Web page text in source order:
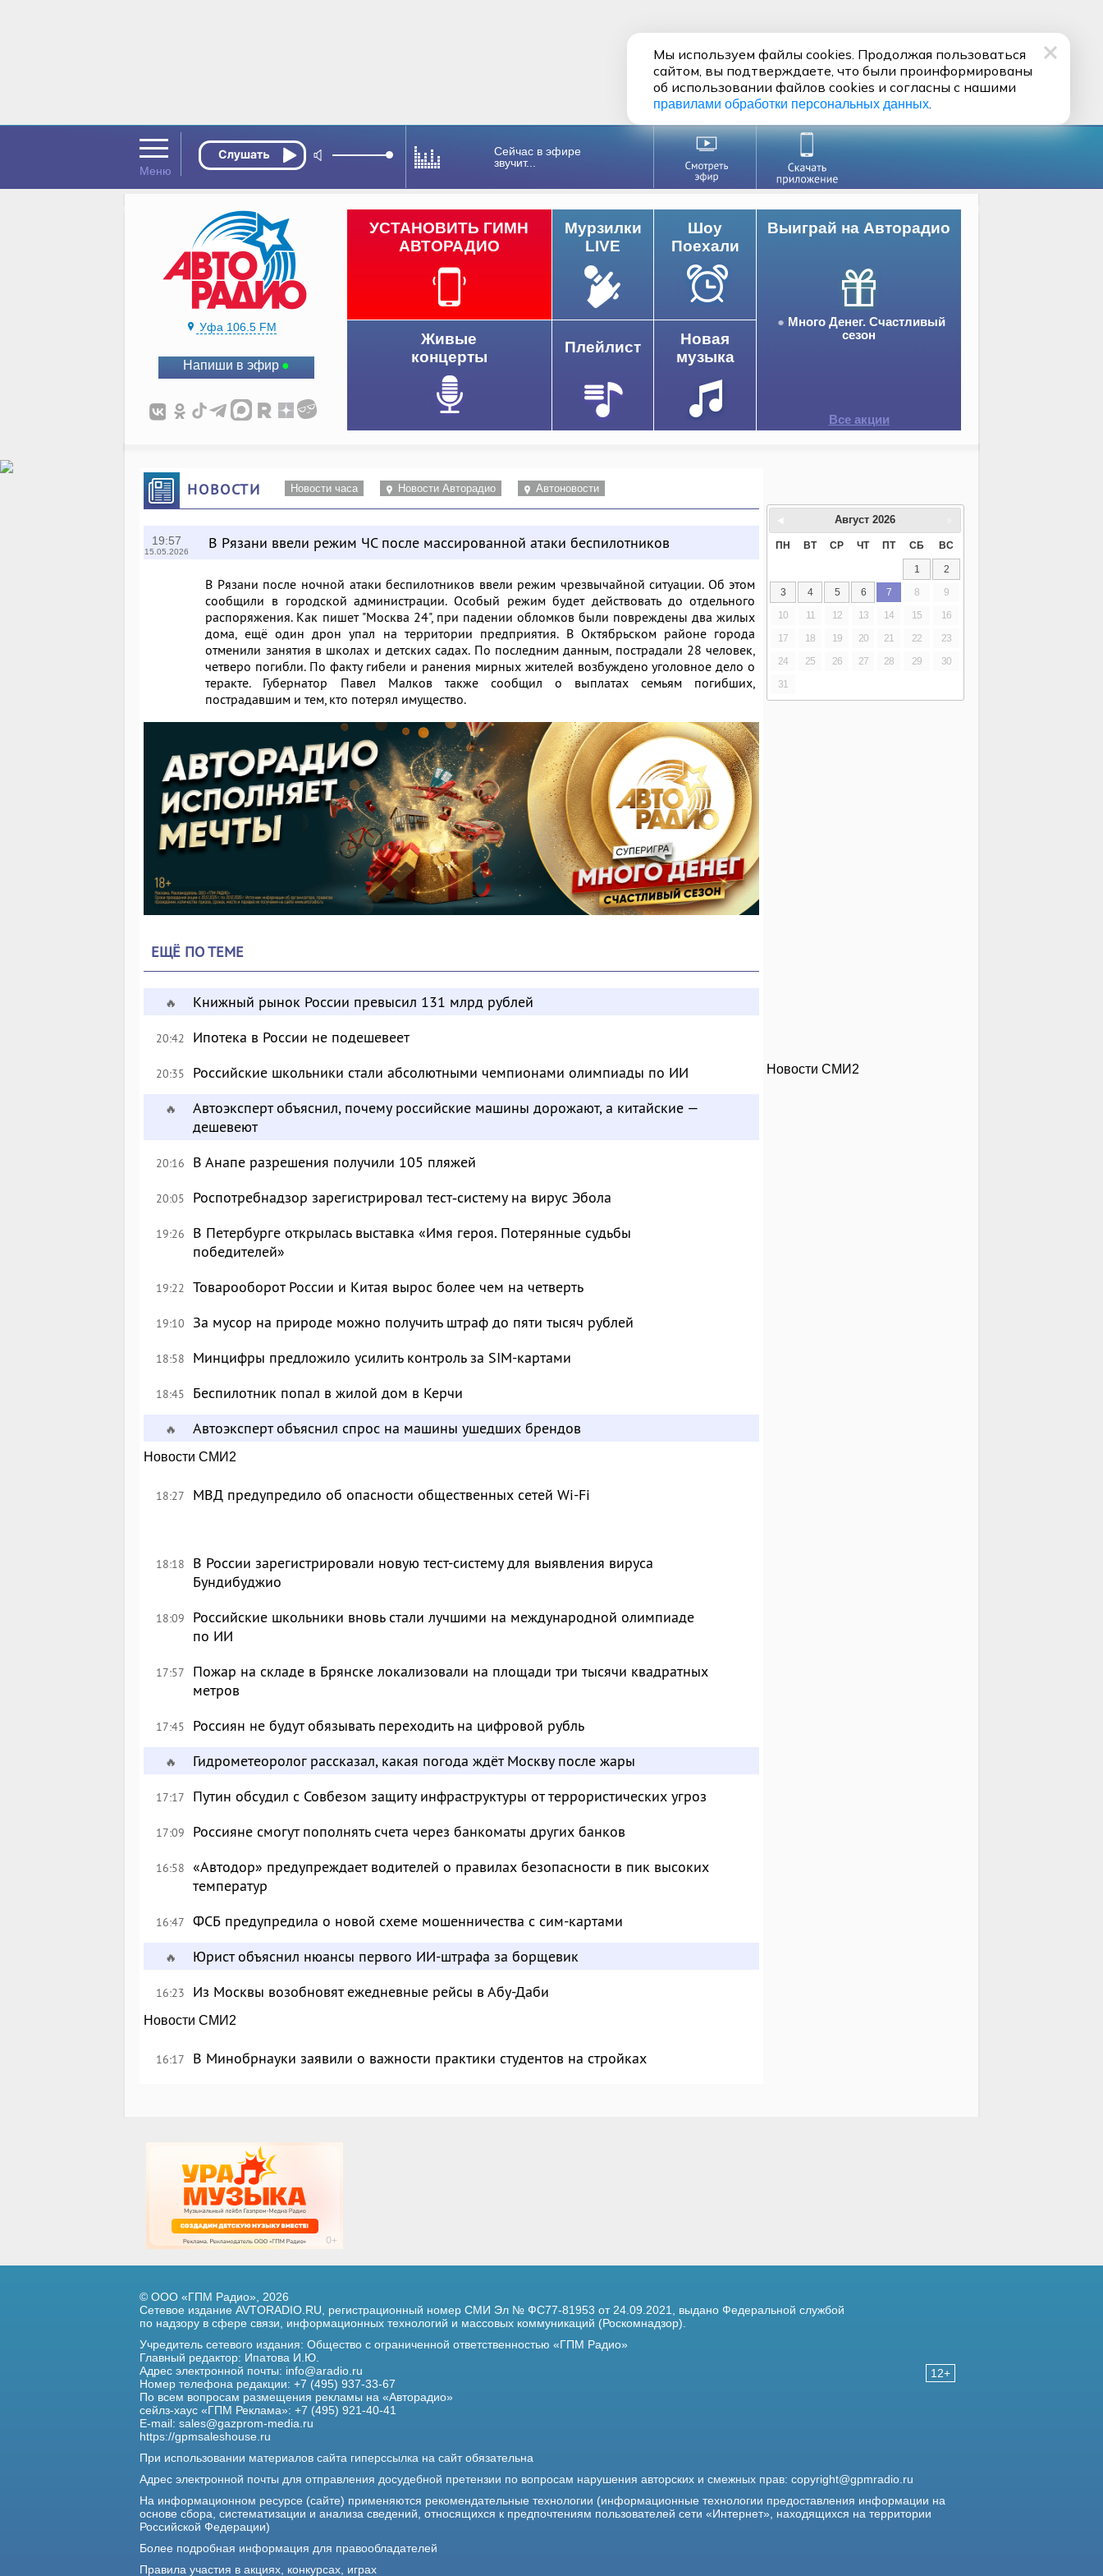
Сейчас в эфире
звучит...
Уфа 106.5 FM
Напиши в эфир
Выиграй на Авторадио
Много Денег. Счастливый
сезон
Все акции
УСТАНОВИТЬ ГИМН
АВТОРАДИО
Мурзилки
LIVE
Шоу
Поехали
Живые
концерты
Плейлист
Новая
музыка
НОВОСТИ Новости часа Новости Авторадио Автоновости
19:57
15.05.2026 В Рязани ввели режим ЧС после массированной атаки беспилотников
В Рязани после ночной атаки беспилотников ввели режим чрезвычайной ситуации. Об этом
сообщили в городской администрации. Особый режим будет действовать до отдельного
распоряжения. Как пишет "Москва 24", при падении обломков были повреждены два жилых
дома, ещё один дрон упал на территории предприятия. В Октябрьском районе города
отменили занятия в школах и детских садах. По последним данным, пострадали 28 человек,
четверо погибли. По факту гибели и ранения мирных жителей возбуждено уголовное дело о
теракте. Губернатор Павел Малков также сообщил о выплатах семьям погибших,
пострадавшим и тем, кто потерял имущество.
ЕЩЁ ПО ТЕМЕ
🔥 Книжный рынок России превысил 131 млрд рублей
20:42 Ипотека в России не подешевеет
20:35 Российские школьники стали абсолютными чемпионами олимпиады по ИИ
🔥
Автоэксперт объяснил, почему российские машины дорожают, а китайские —
дешевеют
20:16 В Анапе разрешения получили 105 пляжей
20:05 Роспотребнадзор зарегистрировал тест‑систему на вирус Эбола
19:26
В Петербурге открылась выставка «Имя героя. Потерянные судьбы
победителей»
19:22 Товарооборот России и Китая вырос более чем на четверть
19:10 За мусор на природе можно получить штраф до пяти тысяч рублей
18:58 Минцифры предложило усилить контроль за SIM-картами
18:45 Беспилотник попал в жилой дом в Керчи
🔥 Автоэксперт объяснил спрос на машины ушедших брендов
Новости СМИ2
18:27 МВД предупредило об опасности общественных сетей Wi-Fi
18:18
В России зарегистрировали новую тест-систему для выявления вируса
Бундибуджио
18:09
Российские школьники вновь стали лучшими на международной олимпиаде
по ИИ
17:57
Пожар на складе в Брянске локализовали на площади три тысячи квадратных
метров
17:45 Россиян не будут обязывать переходить на цифровой рубль
🔥 Гидрометеоролог рассказал, какая погода ждёт Москву после жары
17:17 Путин обсудил с Совбезом защиту инфраструктуры от террористических угроз
17:09 Россияне смогут пополнять счета через банкоматы других банков
16:58 «Автодор» предупреждает водителей о правилах безопасности в пик высоких
температур
16:47 ФСБ предупредила о новой схеме мошенничества с сим-картами
🔥 Юрист объяснил нюансы первого ИИ-штрафа за борщевик
16:23 Из Москвы возобновят ежедневные рейсы в Абу-Даби
Новости СМИ2
16:17 В Минобрнауки заявили о важности практики студентов на стройках
Август 2026
ПН ВТ СР ЧТ ПТ СБ ВС
1
2
3
4 5 6 7 8
9
10
11 12 13 14 15
16
17
18 19 20 21 22
23
24
25 26 27 28 29
30
31
Новости СМИ2
12+
© ООО «ГПМ Радио», 2026
Сетевое издание AVTORADIO.RU, регистрационный номер СМИ Эл № ФС77-81953 от 24.09.2021, выдано Федеральной службой
по надзору в сфере связи, информационных технологий и массовых коммуникаций (Роскомнадзор).
Учредитель сетевого издания: Общество с ограниченной ответственностью «ГПМ Радио»
Главный редактор: Ипатова И.Ю.
Адрес электронной почты: info@aradio.ru
Номер телефона редакции: +7 (495) 937-33-67
По всем вопросам размещения рекламы на «Авторадио»
сейлз-хаус «ГПМ Реклама»: +7 (495) 921-40-41
E-mail: sales@gazprom-media.ru
https://gpmsaleshouse.ru
При использовании материалов сайта гиперссылка на сайт обязательна
Адрес электронной почты для отправления досудебной претензии по вопросам нарушения авторских и смежных прав: copyright@gpmradio.ru
На информационном ресурсе (сайте) применяются рекомендательные технологии (информационные технологии предоставления информации на
основе сбора, систематизации и анализа сведений, относящихся к предпочтениям пользователей сети «Интернет», находящихся на территории
Российской Федерации)
Более подробная информация для правообладателей
Правила участия в акциях, конкурсах, играх
Мы используем файлы cookies. Продолжая пользоваться
сайтом, вы подтверждаете, что были проинформированы
об использовании файлов cookies и согласны с нашими
правилами обработки персональных данных.